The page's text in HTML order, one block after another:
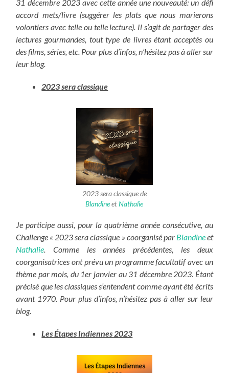
31 décembre 2023 avec cette année une nouveauté: un défi
accord mets/livre (suggérer les plats que nous marierons
volontiers avec telle ou telle lecture). Il s’agit de partager des
lectures gourmandes, tout type de livres étant acceptés ou
des films, séries, etc. Pour plus d’infos, n’hésitez pas à aller sur
leur blog.
2023 sera classique
2023 sera classique de
BlandineetNathalie
Je participe aussi, pour la quatrième année consécutive, au
Challenge « 2023 sera classique » coorganisé par Blandineet
Nathalie. Comme les années précédentes, les deux
coorganisatrices ont prévu un programme facultatif avec un
thème par mois, du 1er janvier au 31 décembre 2023. Étant
précisé que les classiques s’entendent comme ayant été écrits
avant 1970. Pour plus d’infos, n’hésitez pas à aller sur leur
blog.
Les Étapes Indiennes 2023